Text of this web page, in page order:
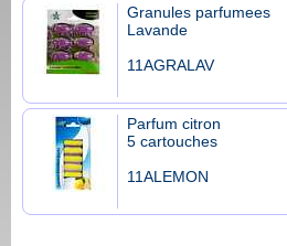
Granules parfumees
Lavande
11AGRALAV
Parfum citron
5 cartouches
11ALEMON